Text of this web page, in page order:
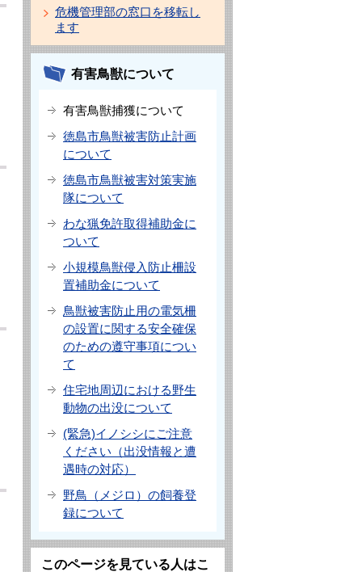
危機管理部の窓口を移転し
ます
有害鳥獣について
有害鳥獣捕獲について
徳島市鳥獣被害防止計画
について
徳島市鳥獣被害対策実施
隊について
わな猟免許取得補助金に
ついて
小規模鳥獣侵入防止柵設
置補助金について
鳥獣被害防止用の電気柵
の設置に関する安全確保
のための遵守事項につい
て
住宅地周辺における野生
動物の出没について
(緊急)イノシシにご注意
ください（出没情報と遭
遇時の対応）
野鳥（メジロ）の飼養登
録について
このページを見ている人はこ